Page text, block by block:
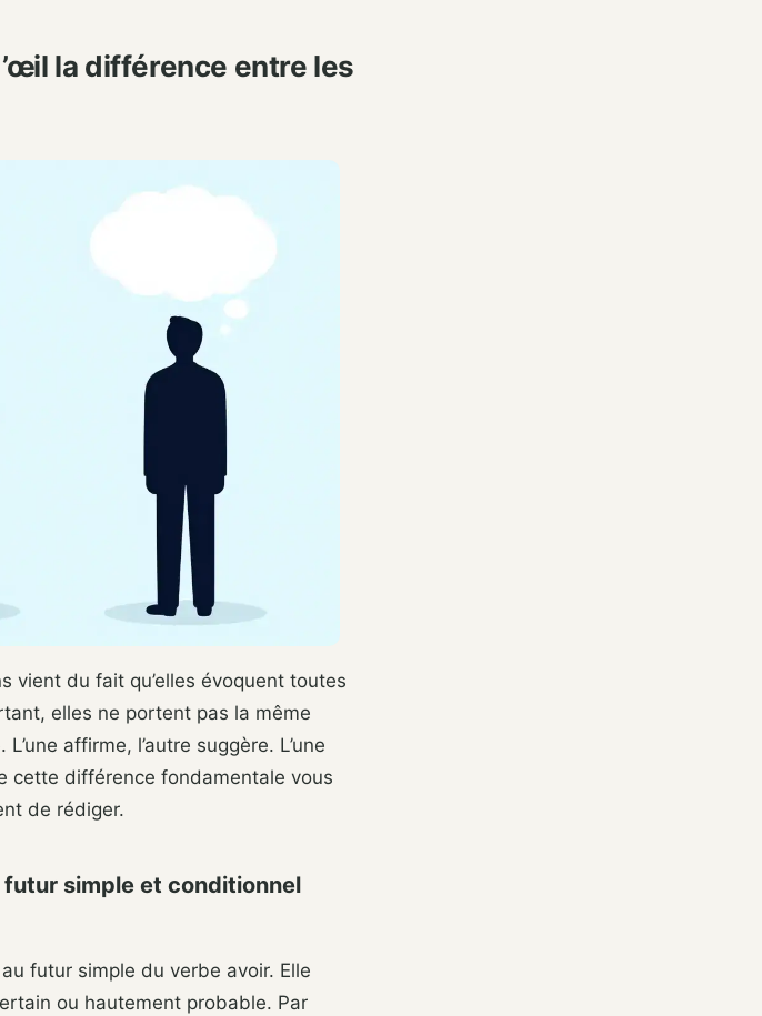
la différence entre les
vient du fait qu’elles évoquent toutes
elles ne portent pas la même
affirme, l’autre suggère. L’une
cette différence fondamentale vous
de rédiger.
simple et conditionnel
futur simple du verbe avoir. Elle
ou hautement probable. Par